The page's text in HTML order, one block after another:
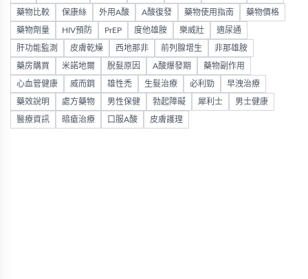
藥物比較 保康絲 外用A酸 A酸復發 藥物使用指南 藥物價格
藥物劑量 HIV預防 PrEP 度他雄胺 樂威壯 適尿通
肝功能監測 皮膚乾燥 西地那非 前列腺增生 非那雄胺
藥房購買 米諾地爾 脫髮原因 A酸爆發期 藥物副作用
心血管健康 威而鋼 雄性禿 生髮治療 必利勁 早洩治療
藥效說明 處方藥物 男性保健 勃起障礙 犀利士 男士健康
醫療資訊 暗瘡治療 口服A酸 皮膚護理